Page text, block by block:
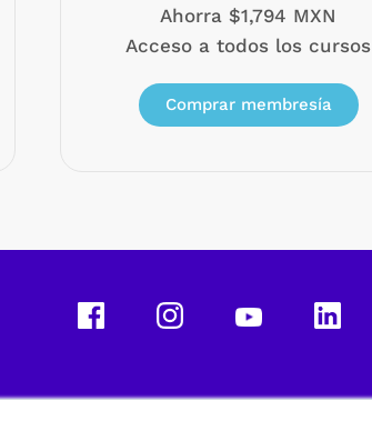
Ahorra $1,794 MXN
Acceso a todos los cursos
Comprar membresía